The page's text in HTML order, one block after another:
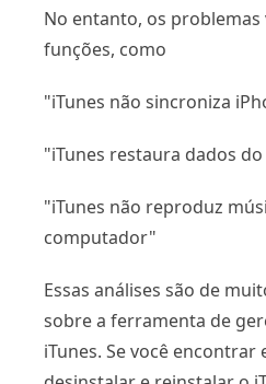
No entanto, os problemas
funções, como
"iTunes não sincroniza
"iTunes restaura dados
"iTunes não reproduz
computador"
Essas análises são de
sobre a ferramenta de
iTunes. Se você encontrar